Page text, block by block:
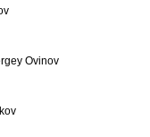
Ovinov